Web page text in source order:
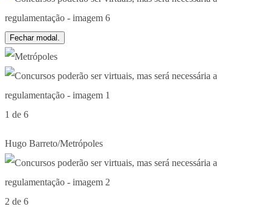
Fechar modal.
1 de 6
Hugo Barreto/Metrópoles
2 de 6